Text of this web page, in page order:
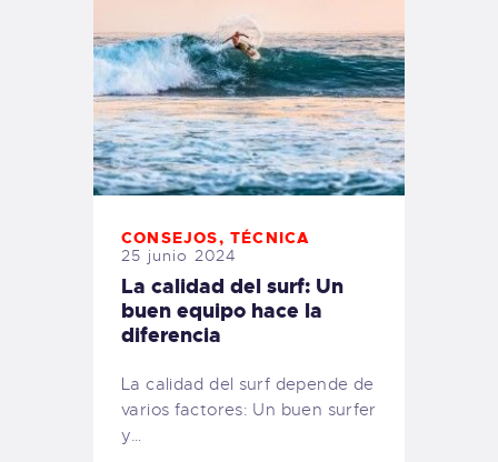
CONSEJOS,TÉCNICA
25 junio 2024
La calidad del surf: Un
buen equipo hace la
diferencia
La calidad del surf depende de
varios factores: Un buen surfer
y…